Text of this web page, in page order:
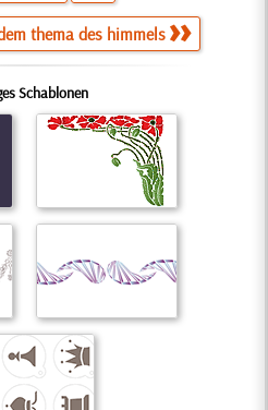
thema des himmels
Schablonen